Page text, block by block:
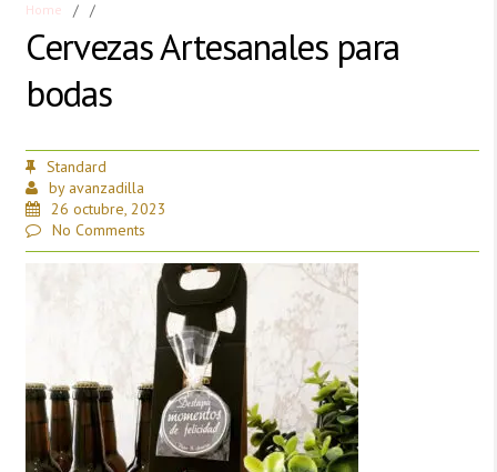
Home / /
Cervezas Artesanales para
bodas
Standard
by avanzadilla
26 octubre, 2023
No Comments